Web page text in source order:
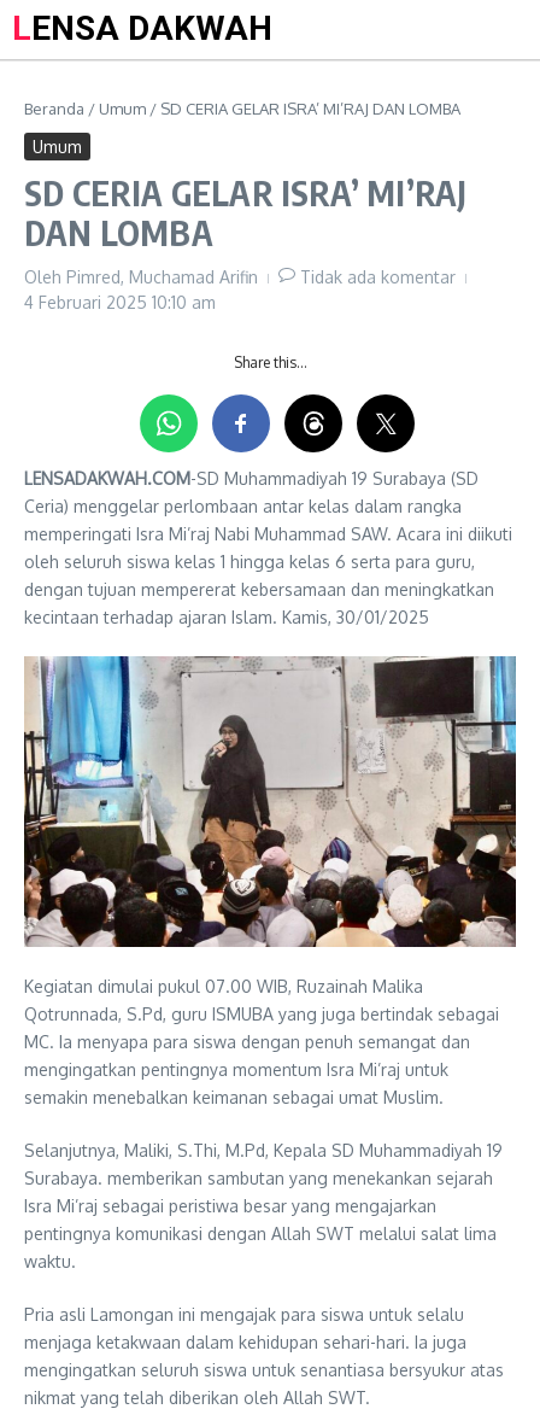
LENSA DAKWAH
Beranda / Umum / SD CERIA GELAR ISRA’ MI’RAJ DAN LOMBA
Umum
SD CERIA GELAR ISRA’ MI’RAJ
DAN LOMBA
Oleh Pimred, Muchamad Arifin
Tidak ada komentar
4 Februari 2025 10:10 am
Share this…
LENSADAKWAH.COM-SD Muhammadiyah 19 Surabaya (SD
Ceria) menggelar perlombaan antar kelas dalam rangka
memperingati Isra Mi’raj Nabi Muhammad SAW. Acara ini diikuti
oleh seluruh siswa kelas 1 hingga kelas 6 serta para guru,
dengan tujuan mempererat kebersamaan dan meningkatkan
kecintaan terhadap ajaran Islam. Kamis, 30/01/2025
Kegiatan dimulai pukul 07.00 WIB, Ruzainah Malika
Qotrunnada, S.Pd, guru ISMUBA yang juga bertindak sebagai
MC. Ia menyapa para siswa dengan penuh semangat dan
mengingatkan pentingnya momentum Isra Mi’raj untuk
semakin menebalkan keimanan sebagai umat Muslim.
Selanjutnya, Maliki, S.Thi, M.Pd, Kepala SD Muhammadiyah 19
Surabaya. memberikan sambutan yang menekankan sejarah
Isra Mi’raj sebagai peristiwa besar yang mengajarkan
pentingnya komunikasi dengan Allah SWT melalui salat lima
waktu.
Pria asli Lamongan ini mengajak para siswa untuk selalu
menjaga ketakwaan dalam kehidupan sehari-hari. Ia juga
mengingatkan seluruh siswa untuk senantiasa bersyukur atas
nikmat yang telah diberikan oleh Allah SWT.